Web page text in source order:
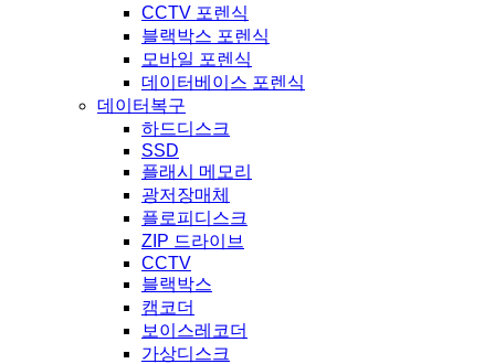
CCTV 포렌식
블랙박스 포렌식
모바일 포렌식
데이터베이스 포렌식
데이터복구
하드디스크
SSD
플래시 메모리
광저장매체
플로피디스크
ZIP 드라이브
CCTV
블랙박스
캠코더
보이스레코더
가상디스크